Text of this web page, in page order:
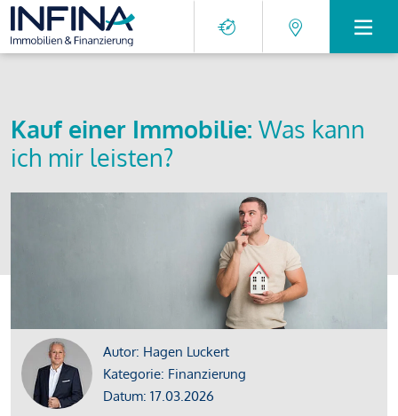
Kauf einer Immobilie: Was kann
ich mir leisten?
Autor: Hagen Luckert
Kategorie: Finanzierung
Datum: 17.03.2026